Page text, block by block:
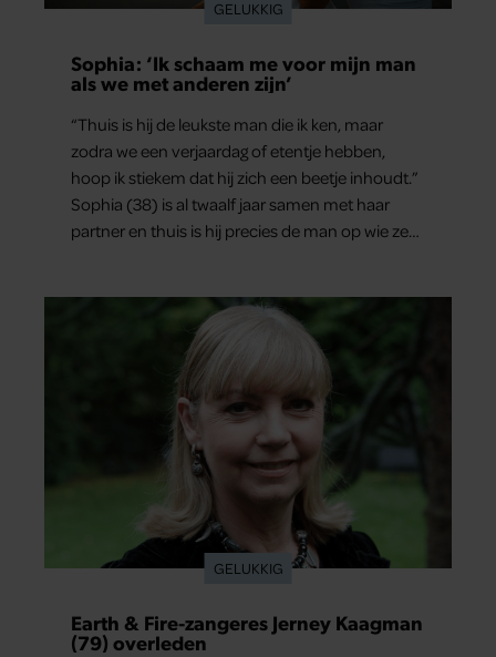
GELUKKIG
Sophia: ‘Ik schaam me voor mijn man
als we met anderen zijn’
“Thuis is hij de leukste man die ik ken, maar
zodra we een verjaardag of etentje hebben,
hoop ik stiekem dat hij zich een beetje inhoudt.”
Sophia (38) is al twaalf jaar samen met haar
partner en thuis is hij precies de man op wie ze
ze samen onder de mensen zijn.
GELUKKIG
Earth & Fire-zangeres Jerney Kaagman
(79) overleden